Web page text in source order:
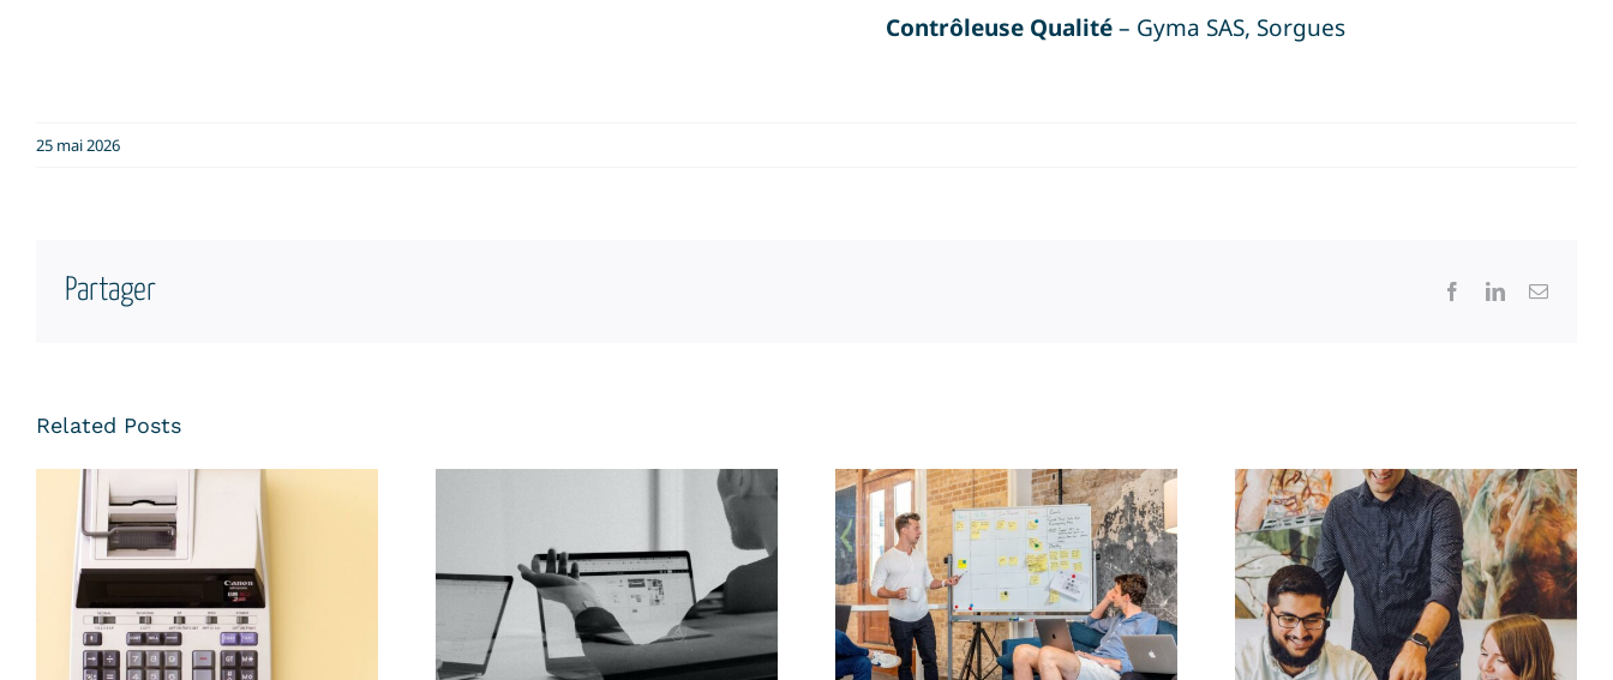
Contrôleuse Qualité– Gyma SAS, Sorgues
25 mai 2026
Partager FacebookLinkedInEmail
Related Posts
Recherche un poste
d’Assistant Comptable
Recherche une Alternance
Data Science, Data
Analyse, Statistiques et
Optimisation
Recherche une Alternance
QHSE
Recherche un poste de
Chargée de mission